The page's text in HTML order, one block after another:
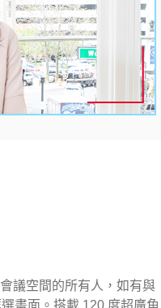
議空間的所有人，如有與
畫面。搭載 120 度超廣角